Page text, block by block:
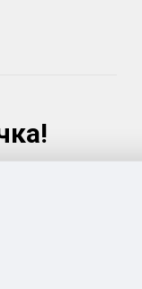
союзу.